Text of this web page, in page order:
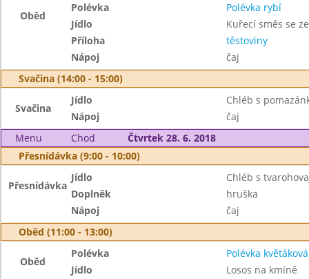
Oběd
Polévka
Polévka rybí
Jídlo
Kuřecí směs se
Příloha
těstoviny
Nápoj
čaj
Svačina (14:00 - 15:00)
Svačina
Jídlo
Chléb s
Nápoj
čaj
Menu
Chod
Čtvrtek 28. 6. 2018
Přesnídávka (9:00 - 10:00)
Přesnídávka
Jídlo
Chléb s
Doplněk
hruška
Nápoj
čaj
Oběd (11:00 - 13:00)
Oběd
Polévka
Polévka květáková
Jídlo
Losos na kmíně